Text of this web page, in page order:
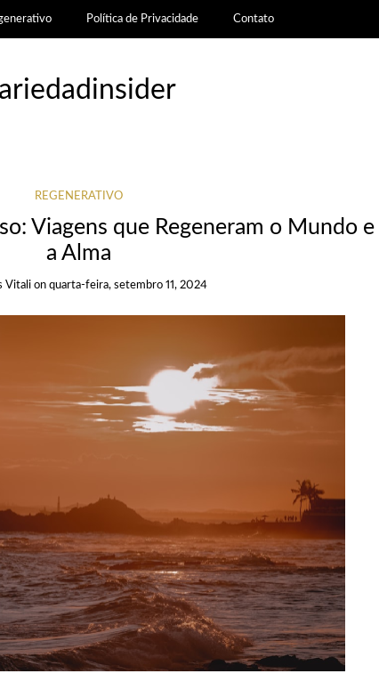
Política de Privacidade Contato
REGENERATIVO
Viagens que Regeneram o Mundo e
a Alma
Vitali on quarta-feira, setembro 11, 2024